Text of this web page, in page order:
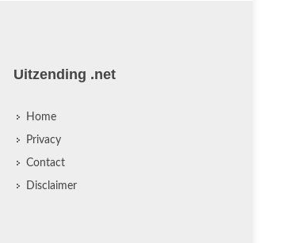
Uitzending .net
Home
Privacy
Contact
Disclaimer